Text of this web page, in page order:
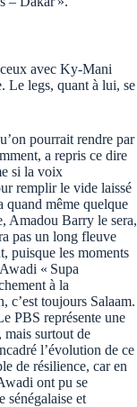
avec Ky-Mani
Le legs, quant à lui, se
pourrait rendre par
a repris ce dire
si la voix
remplir le vide laissé
quand même quelque
Amadou Barry le sera,
pas un long fleuve
puisque les moments
« Supa
à la
c’est toujours Salaam.
PBS représente une
mais surtout de
l’évolution de ce
de résilience, car en
ont pu se
sénégalaise et